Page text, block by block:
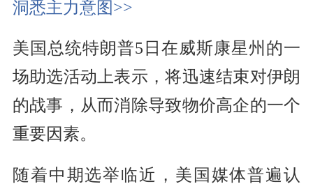
洞悉主力意图>>
美国总统特朗普5日在威斯康星州的一
场助选活动上表示，将迅速结束对伊朗
的战事，从而消除导致物价高企的一个
重要因素。
随着中期选举临近，美国媒体普遍认